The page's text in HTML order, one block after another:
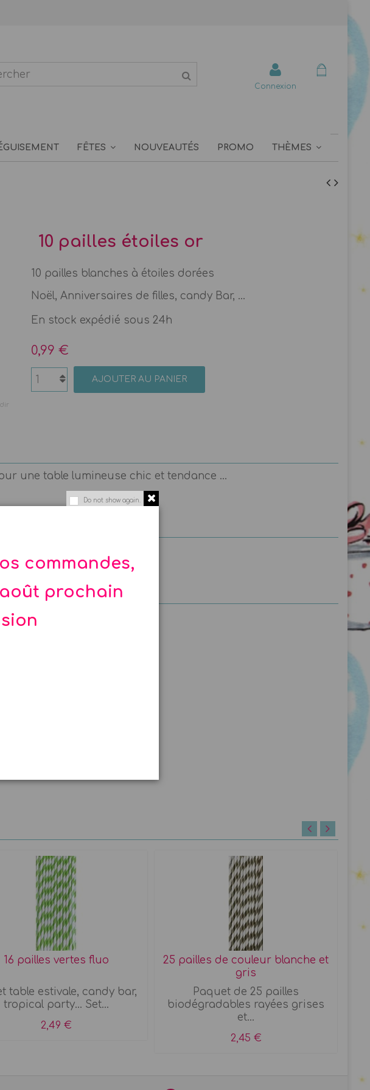
Do not show again.
commandes,
prochain
Connexion
FÊTES NOUVEAUTÉS PROMO THÈMES
10 pailles étoiles or
10 pailles blanches à étoiles dorées
Noël, Anniversaires de filles, candy Bar, ...
En stock expédié sous 24h
0,99 €
AJOUTER AU PANIER
une table lumineuse chic et tendance ...
16 pailles vertes fluo
table estivale, candy bar,
tropical party... Set...
2,49 €
25 pailles de couleur blanche et
gris
Paquet de 25 pailles
biodégradables rayées grises
et...
2,45 €